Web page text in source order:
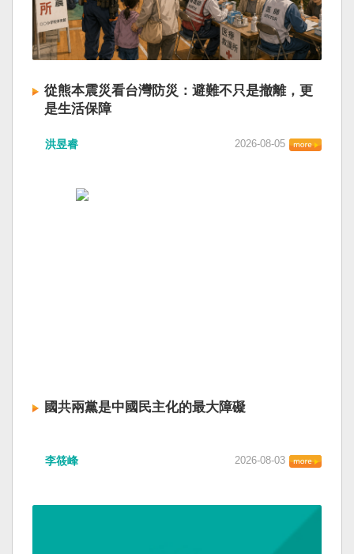
從熊本震災看台灣防災：避難不只是撤離，更
是生活保障
洪昱睿 2026-08-05
國共兩黨是中國民主化的最大障礙
李筱峰 2026-08-03